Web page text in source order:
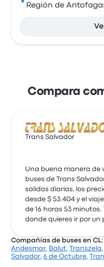
Región de
Compara
Trans Salvador
Una buena manera de
buses de Trans
salidas diarias, los
desde $ 53.404 y el
de 16 horas 53
donde quieres ir por un
Compañías de buses en CL:
Andesmar, Balut,Transzela
Salvador,6 de Octubre,